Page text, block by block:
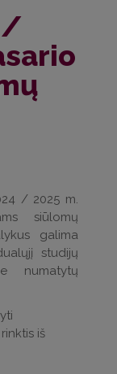
/
/ 2025 m.
siūlomų
galima
studijų
numatytų
iš